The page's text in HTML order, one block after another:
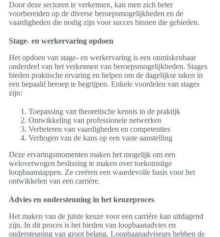
Door deze sectoren te verkennen, kan men zich beter
voorbereiden op de diverse beroepsmogelijkheden en de
vaardigheden die nodig zijn voor succes binnen die gebieden.
Stage- en werkervaring opdoen
Het opdoen van stage- en werkervaring is een onmiskenbaar
onderdeel van het verkennen van beroepsmogelijkheden. Stages
bieden praktische ervaring en helpen om de dagelijkse taken in
een bepaald beroep te begrijpen. Enkele voordelen van stages
zijn:
Toepassing van theoretische kennis in de praktijk
Ontwikkeling van professionele netwerken
Verbeteren van vaardigheden en competenties
Verhogen van de kans op een vaste aanstelling
Deze ervaringsmomenten maken het mogelijk om een
weloverwogen beslissing te maken over toekomstige
loopbaanstappen. Ze creëren een waardevolle basis voor het
ontwikkelen van een carrière.
Advies en ondersteuning in het keuzeproces
Het maken van de juiste keuze voor een carrière kan uitdagend
zijn. In dit proces is het bieden van loopbaanadvies en
ondersteuning van groot belang. Loopbaanadviseurs hebben de